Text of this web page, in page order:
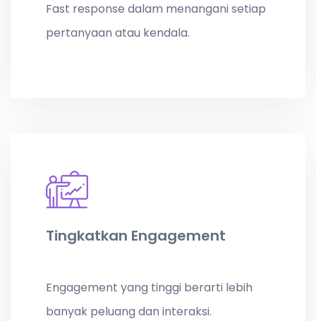
Fast response dalam menangani setiap
pertanyaan atau kendala.
Tingkatkan Engagement
Engagement yang tinggi berarti lebih
banyak peluang dan interaksi.